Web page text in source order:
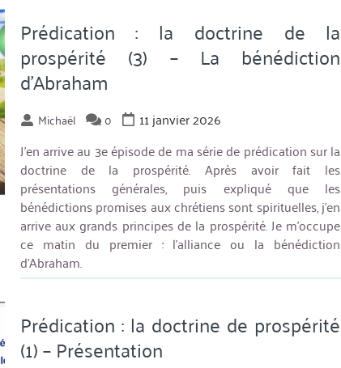
? »
Prédication : la doctrine de la
prospérité (3) – La bénédiction
d’Abraham
Michaël 0
11 janvier 2026
J’en arrive au 3e épisode de ma série de prédication sur la
doctrine de la prospérité. Après avoir fait les
présentations générales, puis expliqué que les
bénédictions promises aux chrétiens sont spirituelles, j’en
arrive aux grands principes de la prospérité. Je m’occupe
ce matin du premier : l’alliance ou la bénédiction
d’Abraham.
Prédication : la doctrine de prospérité
(1) – Présentation